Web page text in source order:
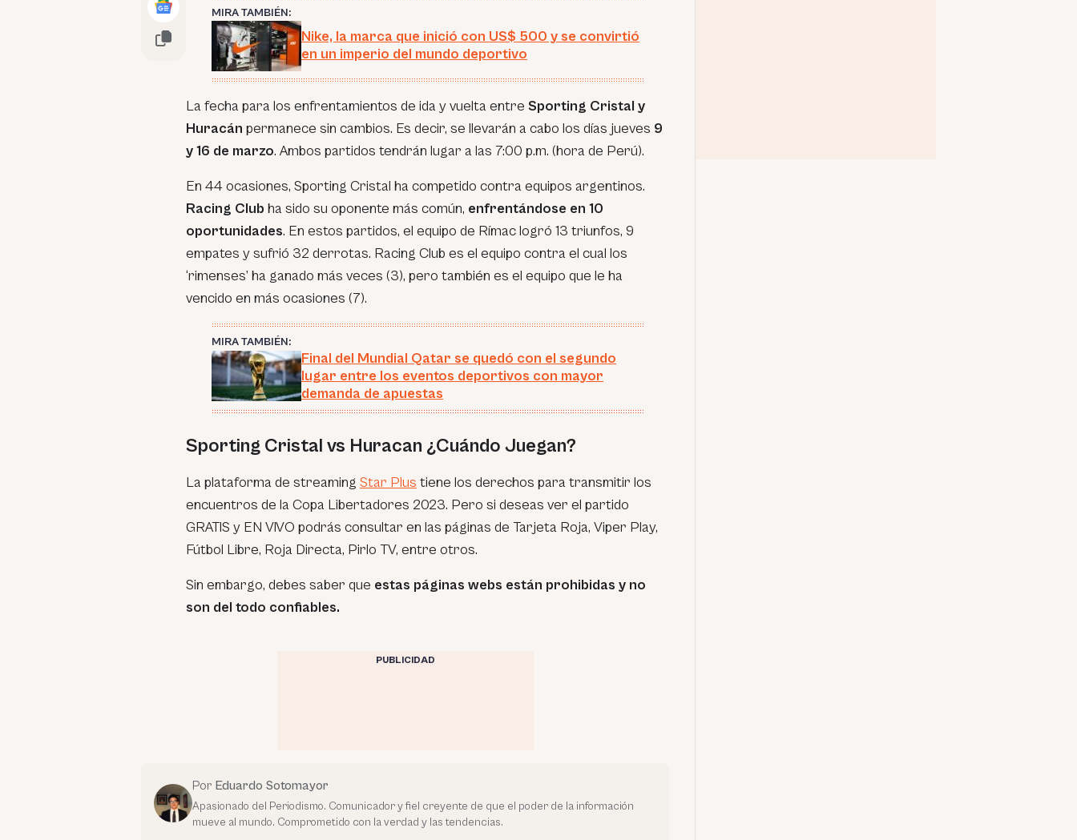
MIRA TAMBIÉN:
Nike, la marca que inició con US$ 500 y se convirtió
en un imperio del mundo deportivo
La fecha para los enfrentamientos de ida y vuelta entre Sporting Cristal y
Huracán permanece sin cambios. Es decir, se llevarán a cabo los días jueves 9
y 16 de marzo. Ambos partidos tendrán lugar a las 7:00 p.m. (hora de Perú).
En 44 ocasiones, Sporting Cristal ha competido contra equipos argentinos.
Racing Club ha sido su oponente más común, enfrentándose en 10
oportunidades. En estos partidos, el equipo de Rímac logró 13 triunfos, 9
empates y sufrió 32 derrotas. Racing Club es el equipo contra el cual los
‘rimenses’ ha ganado más veces (3), pero también es el equipo que le ha
vencido en más ocasiones (7).
MIRA TAMBIÉN:
Final del Mundial Qatar se quedó con el segundo
lugar entre los eventos deportivos con mayor
demanda de apuestas
Sporting Cristal vs Huracan ¿Cuándo Juegan?
La plataforma de streaming Star Plus tiene los derechos para transmitir los
encuentros de la Copa Libertadores 2023. Pero si deseas ver el partido
GRATIS y EN VIVO podrás consultar en las páginas de Tarjeta Roja, Viper Play,
Fútbol Libre, Roja Directa, Pirlo TV, entre otros.
Sin embargo, debes saber que estas páginas webs están prohibidas y no
son del todo confiables.
PUBLICIDAD
Por Eduardo Sotomayor
Apasionado del Periodismo. Comunicador y fiel creyente de que el poder de la información
mueve al mundo. Comprometido con la verdad y las tendencias.